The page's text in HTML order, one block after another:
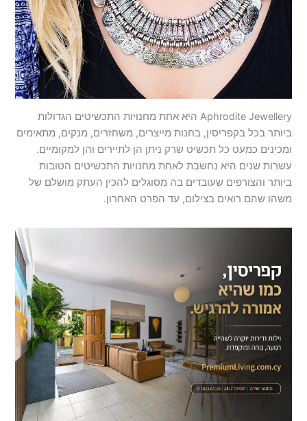
Aphrodite Jewellery היא אחת מחנויות התכשיטים הגדולות
ביותר בכל בקפריסין, בחנות מייצרים, משחזרים, מנקים, מתאימים
ומכינים כמעט כל תכשיט שרק ניתן הן לתיירים והן למקומיים.
עשרות שנים היא נחשבת לאחת מחנויות התכשיטים הטובות
ביותר והצורפים שעובדים בה מסוגלים להכין העתק מושלם של
משהו שהם רואים בצילום, עד הפרט האחרון.